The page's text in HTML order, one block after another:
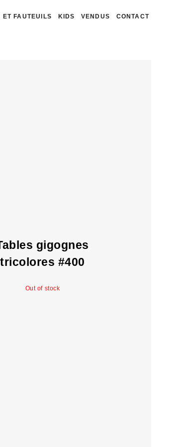
ET FAUTEUILS KIDS VENDUS CONTACT
gigognes
tricolores #400
Out of stock